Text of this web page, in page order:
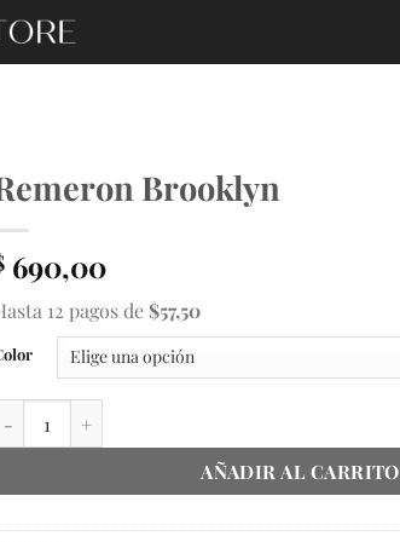
Brooklyn
690,00
12 pagos de $57,50
AÑADIR AL CARRITO